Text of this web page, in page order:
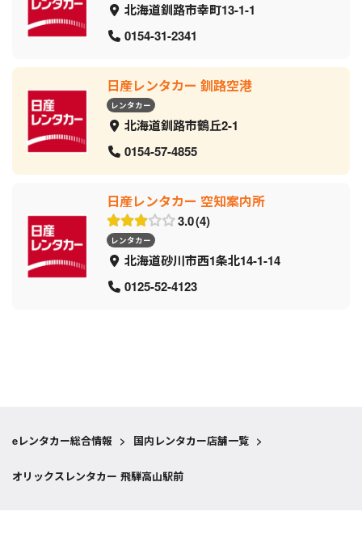
北海道釧路市幸町13-1-1
0154-31-2341
日産レンタカー 釧路空港
レンタカー
北海道釧路市鶴丘2-1
0154-57-4855
日産レンタカー 空知案内所
3.0 4
レンタカー
北海道砂川市西1条北14-1-14
0125-52-4123
eレンタカー総合情報 > 国内レンタカー店舗一覧 >
オリックスレンタカー 飛騨高山駅前